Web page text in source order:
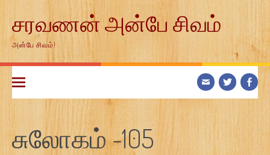
contentசரவணன் அன்பே சிவம்
அன்பே சிவம்!
சுலோகம் -105